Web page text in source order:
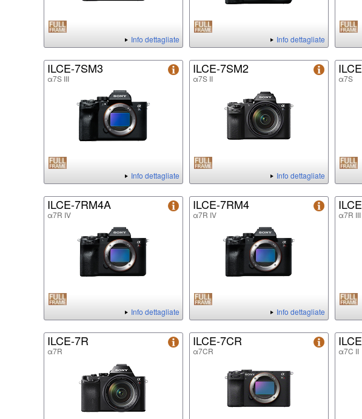
Info dettagliate Info dettagliate
ILCE-7SM3
α7S III
Info dettagliate
ILCE-7SM2
α7S II
Info dettagliate
α7S
ILCE-7RM4A
α7R IV
Info dettagliate
ILCE-7RM4
α7R IV
Info dettagliate
α7R III
ILCE-7R
α7R
ILCE-7CR
α7CR α7C II